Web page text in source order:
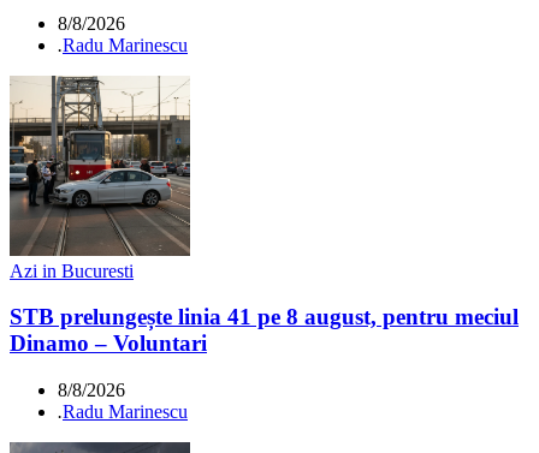
8/8/2026
.Radu Marinescu
Azi in Bucuresti
STB prelungește linia 41 pe 8 august, pentru meciul
Dinamo – Voluntari
8/8/2026
.Radu Marinescu